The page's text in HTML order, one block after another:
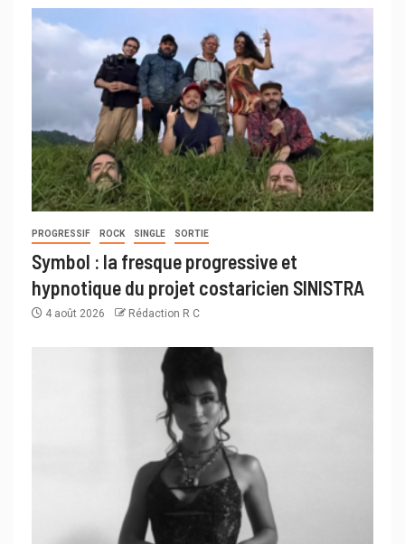
PROGRESSIF ROCK SINGLE SORTIE
Symbol : la fresque progressive et
hypnotique du projet costaricien SINISTRA
4 août 2026 Rédaction R C